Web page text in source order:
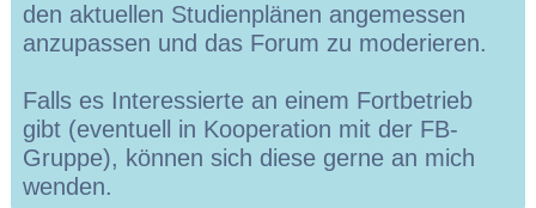
den aktuellen Studienplänen angemessen
anzupassen und das Forum zu moderieren.
Falls es Interessierte an einem Fortbetrieb
gibt (eventuell in Kooperation mit der FB-
Gruppe), können sich diese gerne an mich
wenden.